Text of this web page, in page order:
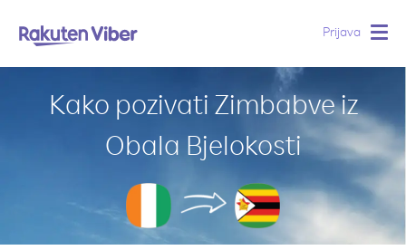
Prijava
Kako pozivati Zimbabve iz
Obala Bjelokosti